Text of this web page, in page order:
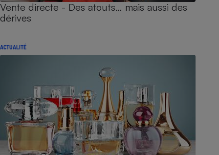
Vente directe - Des atouts… mais aussi des
dérives
ACTUALITÉ